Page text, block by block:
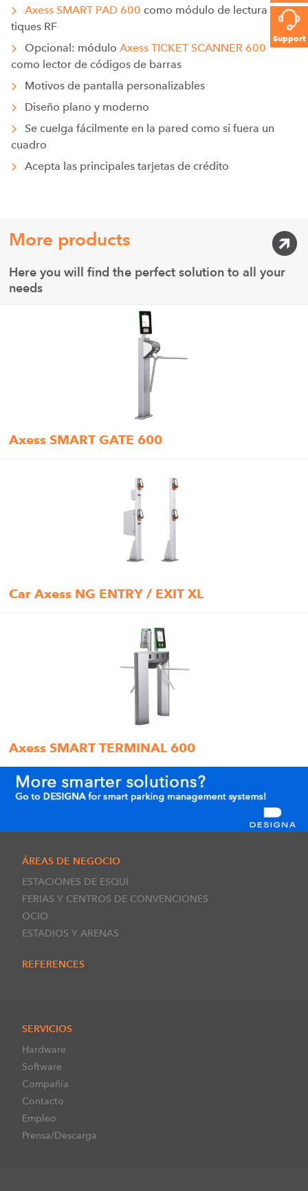
Support
Axess SMART PAD 600 como módulo de lectura para
tiques RF
Opcional: módulo Axess TICKET SCANNER 600
como lector de códigos de barras
Motivos de pantalla personalizables
Diseño plano y moderno
Se cuelga fácilmente en la pared como si fuera un
cuadro
Acepta las principales tarjetas de crédito
More products
Here you will find the perfect solution to all your
needs
Axess SMART GATE 600
Car Axess NG ENTRY / EXIT XL
Axess SMART TERMINAL 600
ÁREAS DE NEGOCIO
ESTACIONES DE ESQUÍ
FERIAS Y CENTROS DE CONVENCIONES
OCIO
ESTADIOS Y ARENAS
REFERENCES
SERVICIOS
Hardware
Software
Compañía
Contacto
Empleo
Prensa/Descarga